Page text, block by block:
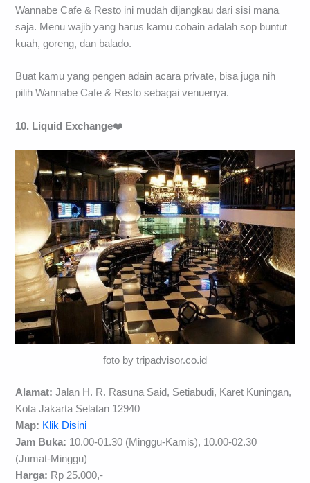
Wannabe Cafe & Resto ini mudah dijangkau dari sisi mana
saja. Menu wajib yang harus kamu cobain adalah sop buntut
kuah, goreng, dan balado.
Buat kamu yang pengen adain acara private, bisa juga nih
pilih Wannabe Cafe & Resto sebagai venuenya.
10. Liquid Exchange❤️
foto by tripadvisor.co.id
Alamat: Jalan H. R. Rasuna Said, Setiabudi, Karet Kuningan,
Kota Jakarta Selatan 12940
Map: Klik Disini
Jam Buka: 10.00-01.30 (Minggu-Kamis), 10.00-02.30
(Jumat-Minggu)
Harga: Rp 25.000,-